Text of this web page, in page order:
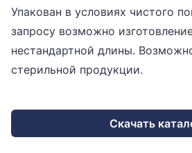
Упакован в условиях чистого
запросу возможно
нестандартной длины.
стерильной продукции.
Скачать